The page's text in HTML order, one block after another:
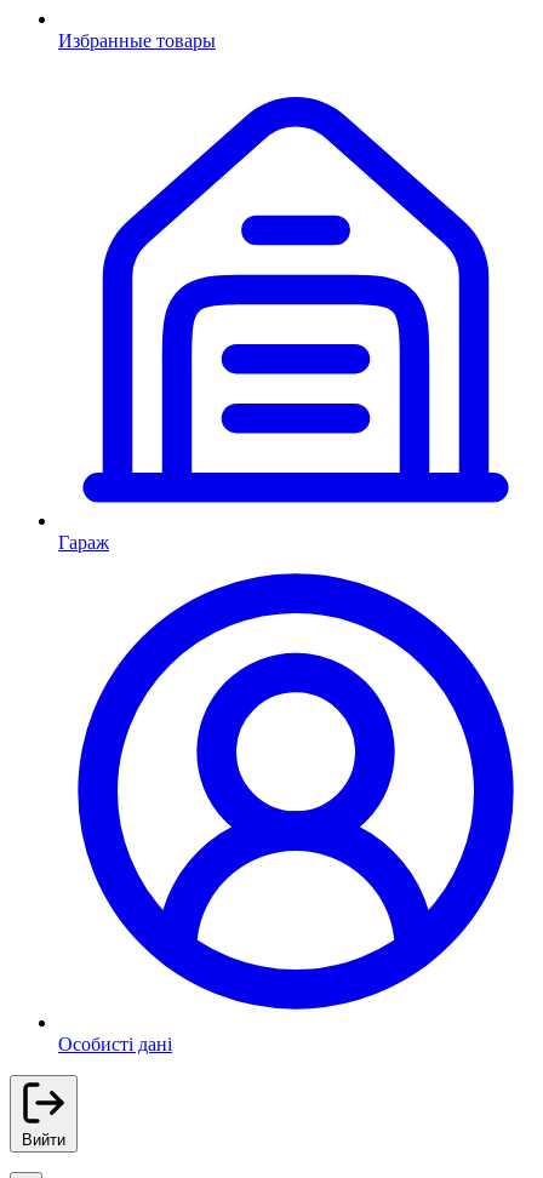
Избранные товары
Гараж
Особисті дані
Вийти